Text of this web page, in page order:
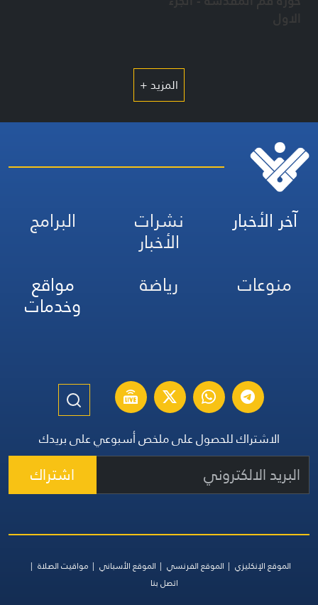
الاول
المزيد +
آخر الأخبار نشرات
الأخبار
البرامج
منوعات
رياضة مواقع
وخدمات
الاشتراك للحصول على ملخص أسبوعي على بريدك
اشتراك
الموقع الإنكليزي الموقع الفرنسي الموقع الأسباني
مواقيت الصلاة
اتصل بنا